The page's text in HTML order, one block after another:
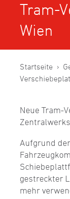
Tram-
Wien
Startseite
Neue Tram-
Aufgrund
gestreckter
mehr